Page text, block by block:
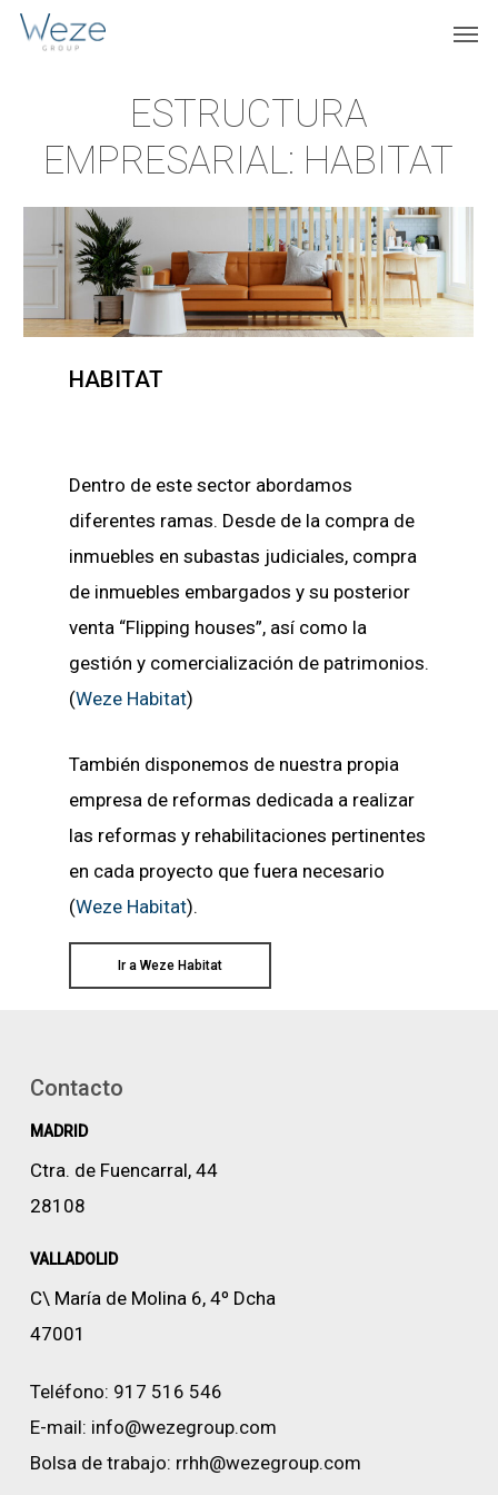
Skip
ESTRUCTURA
EMPRESARIAL: HABITAT
HABITAT
Dentro de este sector abordamos
diferentes ramas. Desde de la compra de
inmuebles en subastas judiciales, compra
de inmuebles embargados y su posterior
venta “Flipping houses”, así como la
gestión y comercialización de patrimonios.
(Weze Habitat)
También disponemos de nuestra propia
empresa de reformas dedicada a realizar
las reformas y rehabilitaciones pertinentes
en cada proyecto que fuera necesario
(Weze Habitat).
Ir a Weze Habitat
Contacto
MADRID
Ctra. de Fuencarral, 44
28108
VALLADOLID
C\ María de Molina 6, 4º Dcha
47001
Teléfono: 917 516 546
E-mail: info@wezegroup.com
Bolsa de trabajo: rrhh@wezegroup.com